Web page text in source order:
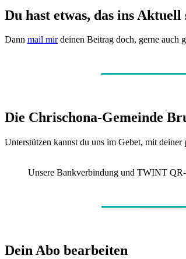
Du hast etwas, das ins Aktuell
Dann mail mirdeinen Beitrag doch, gerne auch
Die Chrischona-Gemeinde
Unterstützen kannst du uns im Gebet, mit
Unsere Bankverbindung und TWINT
Dein Abo bearbeiten